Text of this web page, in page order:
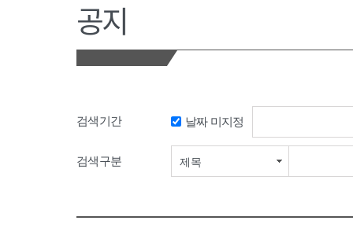
공지
검색기간 날짜 미지정
검색구분 제목